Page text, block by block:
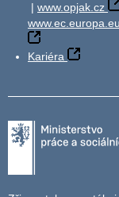
| www.opjak.cz
www.ec.europa.eu
Kariéra